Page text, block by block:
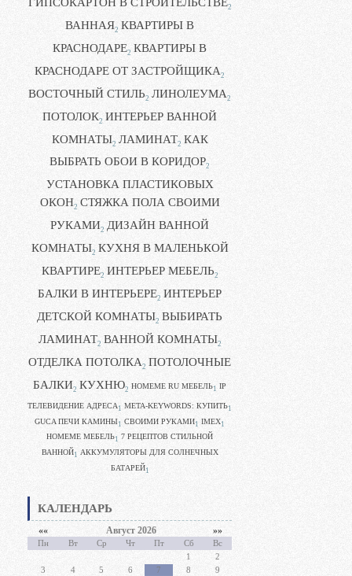
2
ВАННАЯ2 КВАРТИРЫ В
КРАСНОДАРЕ2 КВАРТИРЫ В
КРАСНОДАРЕ ОТ ЗАСТРОЙЩИКА2
ВОСТОЧНЫЙ СТИЛЬ2 ЛИНОЛЕУМА2
ПОТОЛОК2 ИНТЕРЬЕР ВАННОЙ
КОМНАТЫ2 ЛАМИНАТ2 КАК
ВЫБРАТЬ ОБОИ В КОРИДОР2
УСТАНОВКА ПЛАСТИКОВЫХ
ОКОН2 СТЯЖКА ПОЛА СВОИМИ
РУКАМИ2 ДИЗАЙН ВАННОЙ
КОМНАТЫ2 КУХНЯ В МАЛЕНЬКОЙ
КВАРТИРЕ2 ИНТЕРЬЕР МЕБЕЛЬ2
БАЛКИ В ИНТЕРЬЕРЕ2 ИНТЕРЬЕР
ДЕТСКОЙ КОМНАТЫ2 ВЫБИРАТЬ
ЛАМИНАТ2 ВАННОЙ КОМНАТЫ2
ОТДЕЛКА ПОТОЛКА2 ПОТОЛОЧНЫЕ
БАЛКИ2 КУХНЮ2 HOMEME RU МЕБЕЛЬ1 IP
ТЕЛЕВИДЕНИЕ АДРЕСА 1 META-KEYWORDS: КУПИТЬ1
GUCA ПЕЧИ КАМИНЫ1 CВОИМИ РУКАМИ1 IMEX1
HOMEME МЕБЕЛЬ1 7 РЕЦЕПТОВ СТИЛЬНОЙ
ВАННОЙ1 АККУМУЛЯТОРЫ ДЛЯ СОЛНЕЧНЫХ
БАТАРЕЙ1
КАЛЕНДАРЬ
«« Август 2026 »»
Пн Вт Ср Чт Пт Сб
Вс
1
2
3
4 5 6 7 8
9